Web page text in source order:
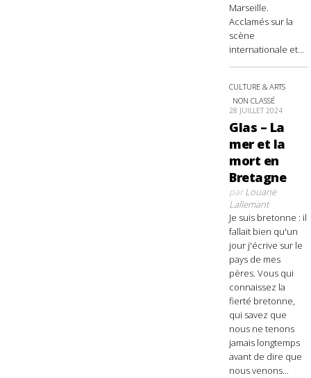
Marseille.
Acclamés sur la
scène
internationale et...
CULTURE & ARTS
NON CLASSÉ
28 JUILLET 2024
Glas – La
mer et la
mort en
Bretagne
parLouane
Lallemant
Je suis bretonne : il
fallait bien qu'un
jour j'écrive sur le
pays de mes
pères. Vous qui
connaissez la
fierté bretonne,
qui savez que
nous ne tenons
jamais longtemps
avant de dire que
nous venons...